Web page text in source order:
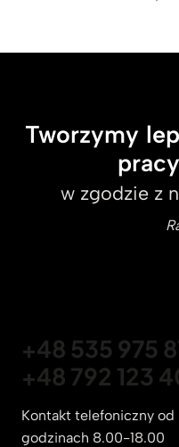
Tworzymy
w zgodzie z
+48 535 975
+48 792 123
Kontakt telefoniczny od
godzinach 8.00-18.00